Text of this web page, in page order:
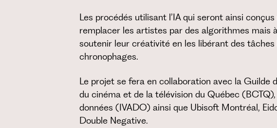
Les procédés utilisant l’IA qui seront ainsi
remplacer les artistes par des algorithmes mais
soutenir leur créativité en les libérant des
chronophages.
Le projet se fera en collaboration avec la Guilde
du cinéma et de la télévision du Québec
données (IVADO) ainsi que Ubisoft Montréal,
Double Negative.